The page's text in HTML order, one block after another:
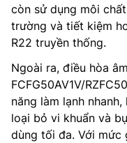
còn sử dụng môi
trường và tiết kiệm
R22 truyền thống.
Ngoài ra, điều hòa
FCFG50AV1V/
năng làm lạnh
loại bỏ vi khuẩn và
dùng tối đa. Với mức